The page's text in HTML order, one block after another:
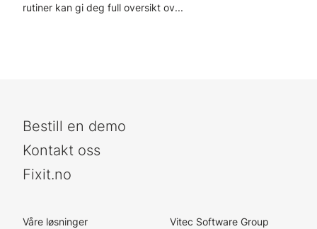
rutiner kan gi deg full oversikt ov...
Bestill en demo
Kontakt oss
Fixit.no
Våre løsninger Vitec Software Group